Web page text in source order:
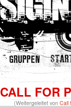
CALL FOR
(Weitergeleitet von Call